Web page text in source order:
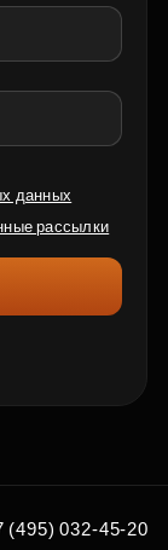
данных
рассылки
(495) 032-45-20